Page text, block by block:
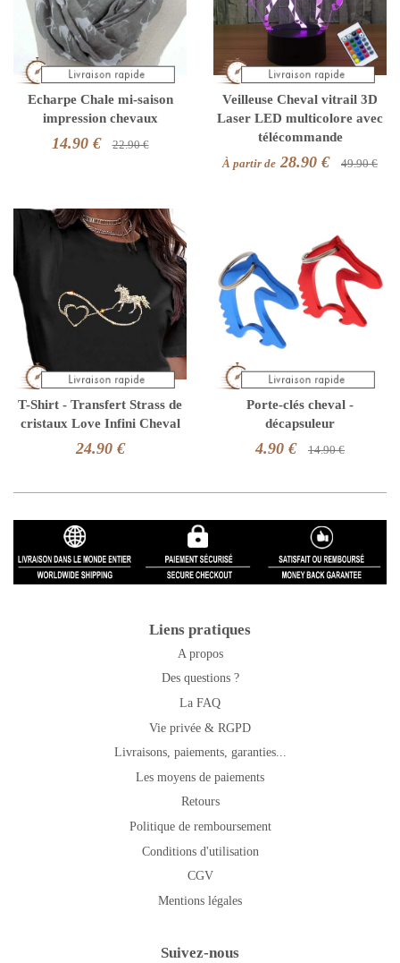
Echarpe Chale mi-saison
impression chevaux
14.90 € 22.90 €
Veilleuse Cheval vitrail 3D
Laser LED multicolore avec
télécommande
À partir de 28.90 € 49.90 €
T-Shirt - Transfert Strass de
cristaux Love Infini Cheval
24.90 €
Porte-clés cheval -
décapsuleur
4.90 € 14.90 €
Liens pratiques
A propos
Des questions ?
La FAQ
Vie privée & RGPD
Livraisons, paiements, garanties...
Les moyens de paiements
Retours
Politique de remboursement
Conditions d'utilisation
CGV
Mentions légales
Suivez-nous